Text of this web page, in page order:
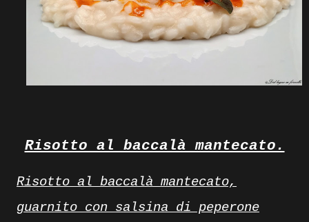
Risotto al baccalà mantecato.
Risotto al baccalà mantecato,
guarnito con salsina di peperone